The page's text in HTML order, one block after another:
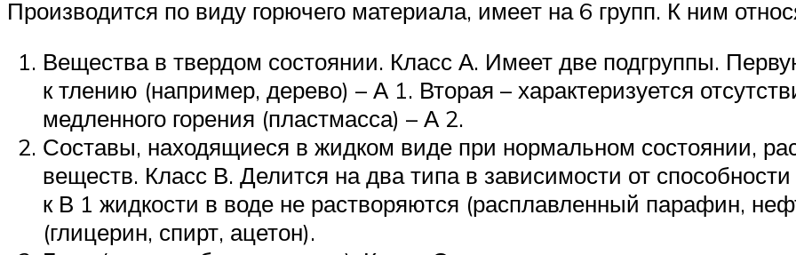
Производится по виду горючего материала, имеет на 6 групп. К ним
Вещества в твердом состоянии. Класс А. Имеет две подгруппы.
к тлению (например, дерево) – А 1. Вторая – характеризуется
медленного горения (пластмасса) – А 2.
Составы, находящиеся в жидком виде при нормальном состоянии,
веществ. Класс В. Делится на два типа в зависимости от
к В 1 жидкости в воде не растворяются (расплавленный парафин,
(глицерин, спирт, ацетон).